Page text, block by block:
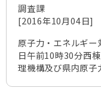
調査課
[2016年10月04日]
原子力・エネルギ
日午前10時30分西
理機構及び県内原